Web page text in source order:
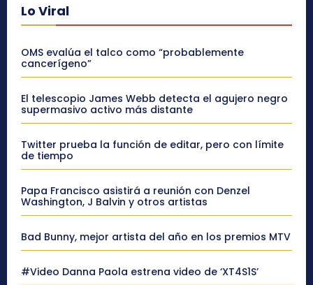
Lo Viral
OMS evalúa el talco como “probablemente
cancerígeno”
El telescopio James Webb detecta el agujero negro
supermasivo activo más distante
Twitter prueba la función de editar, pero con límite
de tiempo
Papa Francisco asistirá a reunión con Denzel
Washington, J Balvin y otros artistas
Bad Bunny, mejor artista del año en los premios MTV
#Video Danna Paola estrena video de ‘XT4S1S’